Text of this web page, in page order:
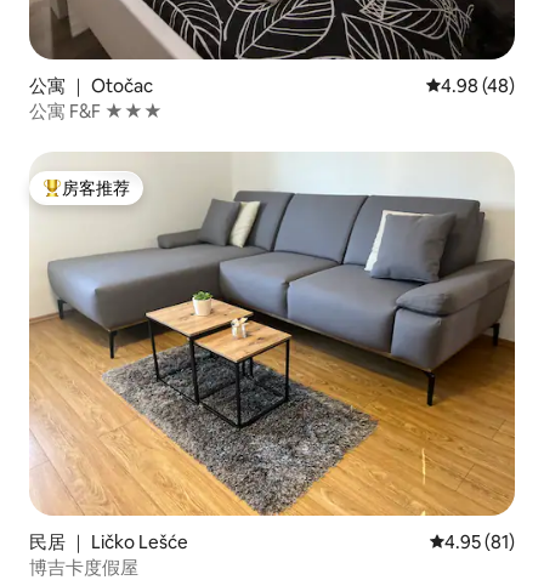
公寓 ｜ Otočac 平均评分
4.98 (48)
公寓 F&F ★★★
热门「房客推荐」
房客推荐
民居 ｜ Ličko Lešće 平均评分
4.95 (81)
博吉卡度假屋